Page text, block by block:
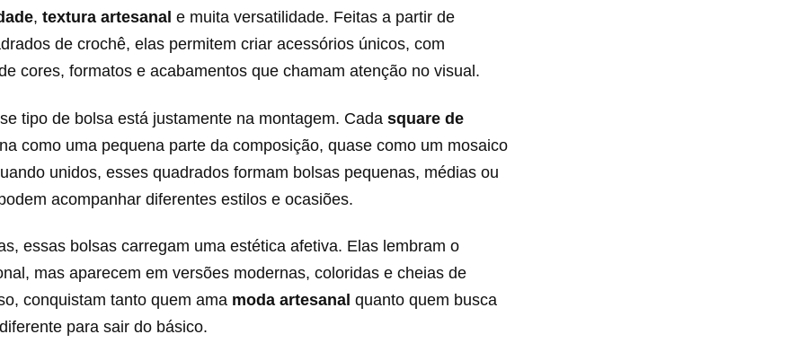
, textura artesanal e muita versatilidade. Feitas a partir de
de crochê, elas permitem criar acessórios únicos, com
cores, formatos e acabamentos que chamam atenção no visual.
tipo de bolsa está justamente na montagem. Cada square de
como uma pequena parte da composição, quase como um mosaico
unidos, esses quadrados formam bolsas pequenas, médias ou
acompanhar diferentes estilos e ocasiões.
essas bolsas carregam uma estética afetiva. Elas lembram o
mas aparecem em versões modernas, coloridas e cheias de
conquistam tanto quem ama moda artesanal quanto quem busca
para sair do básico.